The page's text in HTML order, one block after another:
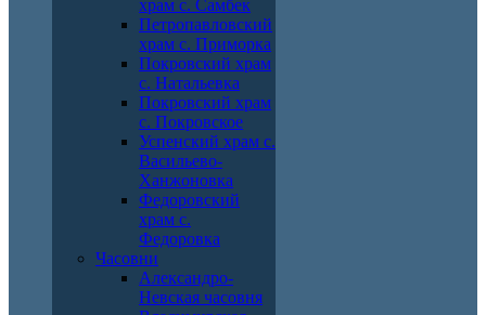
храм с. Самбек
Петропавловский
храм с. Приморка
Покровский храм
с. Натальевка
Покровский храм
с. Покровское
Успенский храм с.
Васильево-
Ханжоновка
Федоровский
храм с.
Федоровка
Часовни
Александро-
Невская часовня